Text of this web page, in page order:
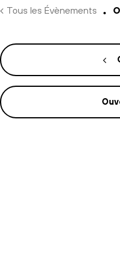
Tous les Évènements